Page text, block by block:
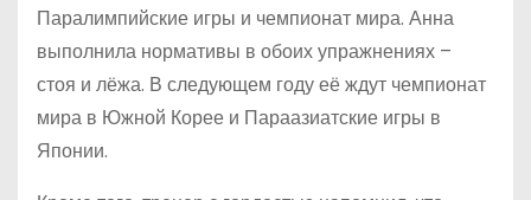
Паралимпийские игры и чемпионат мира. Анна
выполнила нормативы в обоих упражнениях –
стоя и лёжа. В следующем году её ждут чемпионат
мира в Южной Корее и Параазиатские игры в
Японии.